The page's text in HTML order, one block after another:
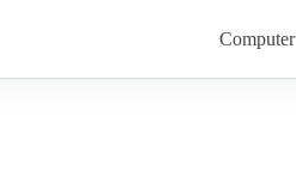
Computer